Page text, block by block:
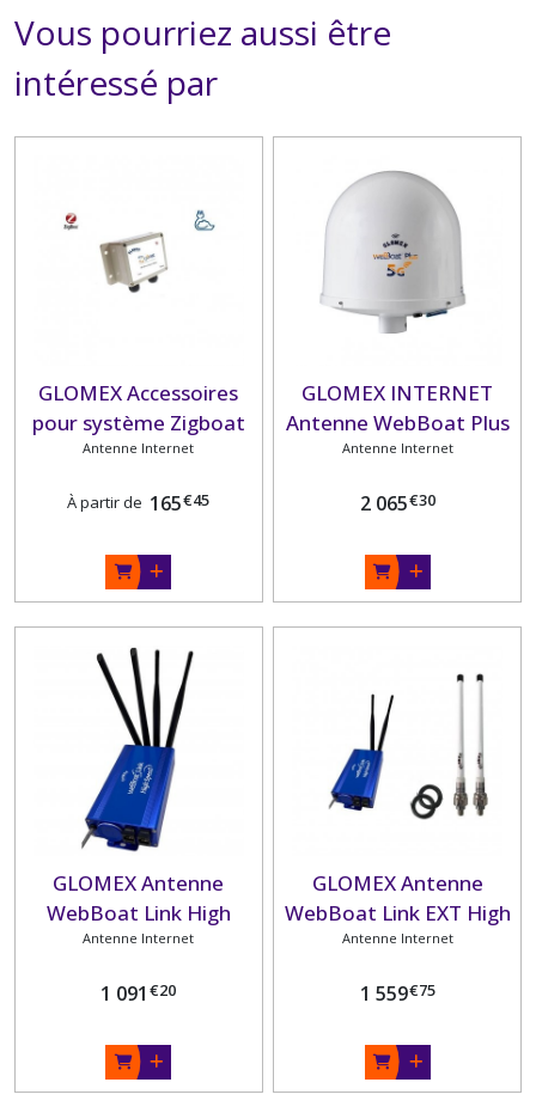
Vous pourriez aussi être
intéressé par
GLOMEX Accessoires
pour système Zigboat
Antenne Internet
À partir de 165€45
GLOMEX INTERNET
Antenne WebBoat Plus
5G
Antenne Internet
2 065€30
GLOMEX Antenne
WebBoat Link High
Speed
Antenne Internet
1 091 €20
GLOMEX Antenne
WebBoat Link EXT High
Speed
Antenne Internet
1 559€75